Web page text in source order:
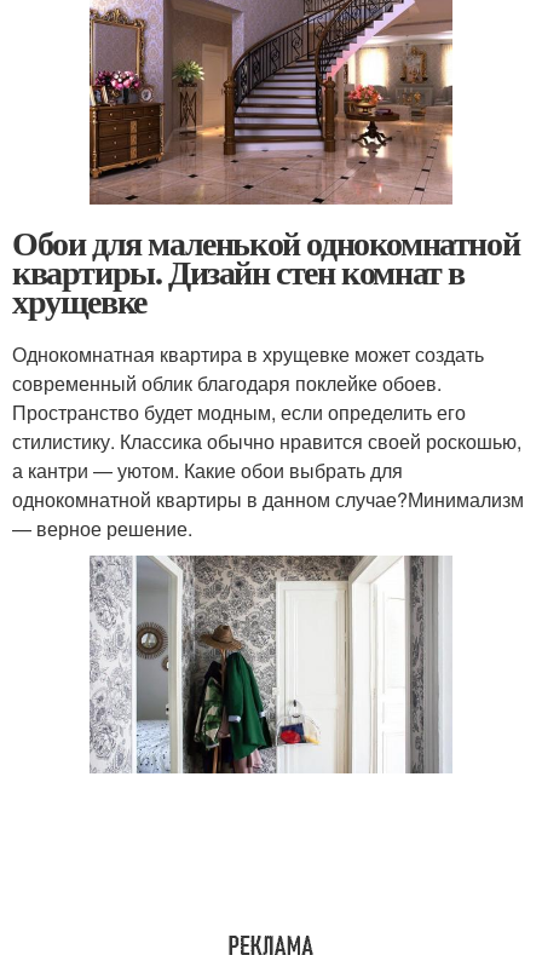
Обои для маленькой однокомнатной
квартиры. Дизайн стен комнат в
хрущевке
Однокомнатная квартира в хрущевке может создать
современный облик благодаря поклейке обоев.
Пространство будет модным, если определить его
стилистику. Классика обычно нравится своей роскошью,
а кантри — уютом. Какие обои выбрать для
однокомнатной квартиры в данном случае?Минимализм
— верное решение.